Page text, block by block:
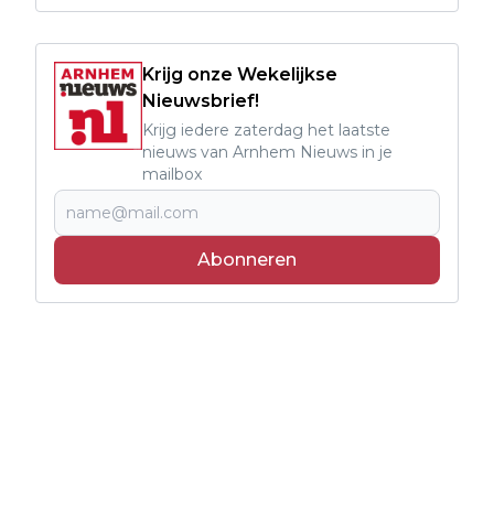
Krijg onze Wekelijkse
Nieuwsbrief!
Krijg iedere zaterdag het laatste
nieuws van Arnhem Nieuws in je
mailbox
Abonneren